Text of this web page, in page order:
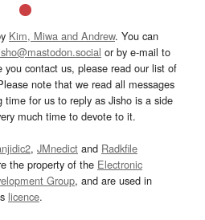
Kim, Miwa and Andrew. You can
or by e-mail to
you contact us, please read our list of
note that we read all messages
for us to reply as Jisho is a side
much time to devote to it.
, JMnedict and Radkfile
the property of the Electronic
Group, and are used in
licence.